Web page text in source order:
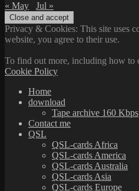
« May
Jul »
Privacy & Cookies: This site uses
website, you agree to their use.
To find out more, including how to
Cookie Policy
Home
download
Tape archive 160 Kbps
Contact me
QSL
QSL-cards Africa
QSL-cards America
QSL-cards Australia
QSL-cards Asia
QSL-cards Europe